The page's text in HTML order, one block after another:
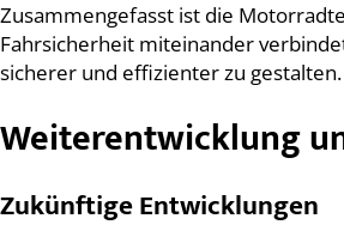
Zusammengefasst ist die
Fahrsicherheit miteinander
sicherer und effizienter zu gestalten.
Weiterentwicklung
Zukünftige Entwicklungen